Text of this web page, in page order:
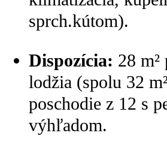
sprch.kútom).
Dispozícia: 28
lodžia (spolu 32
poschodie z 12 s
výhľadom.